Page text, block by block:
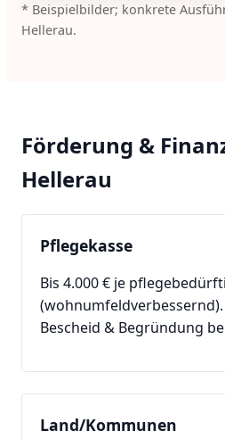
* Beispielbilder; konkrete
Hellerau.
Förderung &
Hellerau
Pflegekasse
Bis 4.000 € je
Bescheid & Begründung
Land/Kommunen